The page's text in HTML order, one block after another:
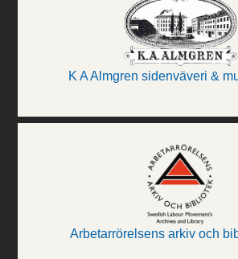
K A Almgren sidenväveri &
Arbetarrörelsens arkiv och